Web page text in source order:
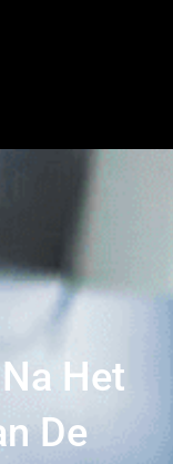
Het
De